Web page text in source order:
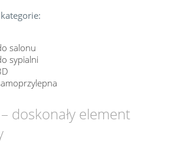
salonu
sypialni
doskonały element